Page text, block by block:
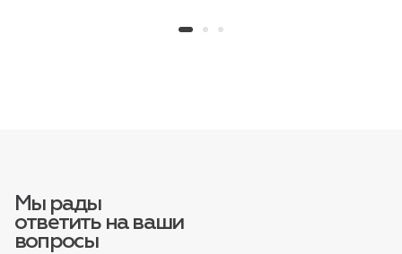
Мы рады
ответить на ваши
вопросы